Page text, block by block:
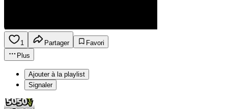
1 Partager
Favori
Plus
Ajouter à la playlist
Signaler